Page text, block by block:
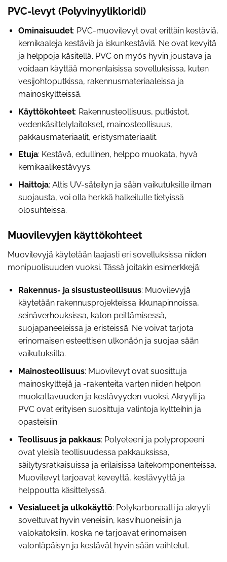
PVC-levyt (Polyvinyylikloridi)
Ominaisuudet: PVC-muovilevyt ovat erittäin kestäviä,
kemikaaleja kestäviä ja iskunkestäviä. Ne ovat kevyitä
ja helppoja käsitellä. PVC on myös hyvin joustava ja
voidaan käyttää monenlaisissa sovelluksissa, kuten
vesijohtoputkissa, rakennusmateriaaleissa ja
mainoskyltteissä.
Käyttökohteet: Rakennusteollisuus, putkistot,
vedenkäsittelylaitokset, mainosteollisuus,
pakkausmateriaalit, eristysmateriaalit.
Etuja: Kestävä, edullinen, helppo muokata, hyvä
kemikaalikestävyys.
Haittoja: Altis UV-säteilyn ja sään vaikutuksille ilman
suojausta, voi olla herkkä halkeilulle tietyissä
olosuhteissa.
Muovilevyjen käyttökohteet
Muovilevyjä käytetään laajasti eri sovelluksissa niiden
monipuolisuuden vuoksi. Tässä joitakin esimerkkejä:
Rakennus- ja sisustusteollisuus: Muovilevyjä
käytetään rakennusprojekteissa ikkunapinnoissa,
seinäverhouksissa, katon peittämisessä,
suojapaneeleissa ja eristeissä. Ne voivat tarjota
erinomaisen esteettisen ulkonäön ja suojaa sään
vaikutuksilta.
Mainosteollisuus: Muovilevyt ovat suosittuja
mainoskylttejä ja -rakenteita varten niiden helpon
muokattavuuden ja kestävyyden vuoksi. Akryyli ja
PVC ovat erityisen suosittuja valintoja kyltteihin ja
opasteisiin.
Teollisuus ja pakkaus: Polyeteeni ja polypropeeni
ovat yleisiä teollisuudessa pakkauksissa,
säilytysratkaisuissa ja erilaisissa laitekomponenteissa.
Muovilevyt tarjoavat keveyttä, kestävyyttä ja
helppoutta käsittelyssä.
Vesialueet ja ulkokäyttö: Polykarbonaatti ja akryyli
soveltuvat hyvin veneisiin, kasvihuoneisiin ja
valokatoksiin, koska ne tarjoavat erinomaisen
valonläpäisyn ja kestävät hyvin sään vaihtelut.